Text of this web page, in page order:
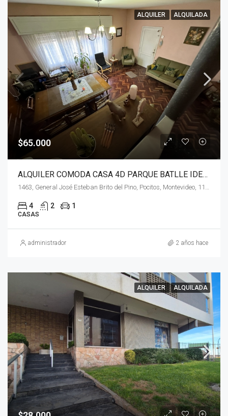
ALQUILER ALQUILADA
$65.000
ALQUILER COMODA CASA 4D PARQUE BATLLE IDEAL EMPRESA, CLINICA O FAMILIA
4 2 1
CASAS
administrador 2 años hace
ALQUILER ALQUILADA